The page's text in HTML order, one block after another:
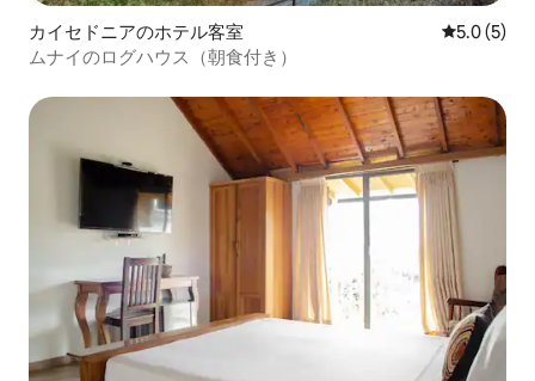
カイセドニアのホテル客室 レビュー5
5.0 (5)
ムナイのログハウス（朝食付き）